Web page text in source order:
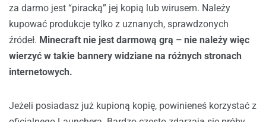
za darmo jest “piracką” jej kopią lub wirusem. Należy
kupować produkcje tylko z uznanych, sprawdzonych
źródeł. Minecraft nie jest darmową grą – nie należy więc
wierzyć w takie bannery widziane na różnych stronach
internetowych.
Jeżeli posiadasz już kupioną kopię, powinieneś korzystać z